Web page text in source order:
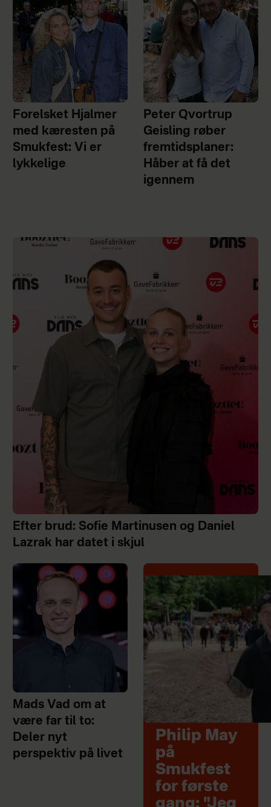
Forelsket Hjalmer
med kæresten på
Smukfest: Vi er
lykkelige
Peter Qvortrup
Geisling røber
fremtidsplaner:
Håber at få det
igennem
Efter brud: Sofie Martinusen og Daniel
Lazrak har datet i skjul
Mads Vad om at
være far til to:
Deler nyt
perspektiv på livet
Philip May
på
Smukfest
for første
gang: "Jeg